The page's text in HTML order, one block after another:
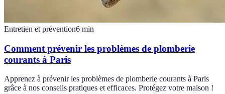
Entretien et prévention6 min
Comment prévenir les problèmes de plomberie
courants à Paris
Apprenez à prévenir les problèmes de plomberie courants à Paris
grâce à nos conseils pratiques et efficaces. Protégez votre maison !